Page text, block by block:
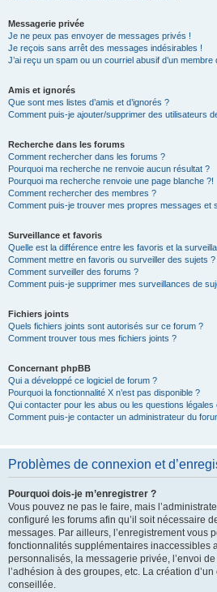
Messagerie privée
Je ne peux pas envoyer de messages privés !
Je reçois sans arrêt des messages indésirables !
J’ai reçu un spam ou un courriel abusif d’un membre
Amis et ignorés
Que sont mes listes d’amis et d’ignorés ?
Comment puis-je ajouter/supprimer des utilisateurs
Recherche dans les forums
Comment rechercher dans les forums ?
Pourquoi ma recherche ne renvoie aucun résultat ?
Pourquoi ma recherche renvoie une page blanche ?!
Comment rechercher des membres ?
Comment puis-je trouver mes propres messages et
Surveillance et favoris
Quelle est la différence entre les favoris et la
Comment mettre en favoris ou surveiller des sujets ?
Comment surveiller des forums ?
Comment puis-je supprimer mes surveillances de
Fichiers joints
Quels fichiers joints sont autorisés sur ce forum ?
Comment trouver tous mes fichiers joints ?
Concernant phpBB
Qui a développé ce logiciel de forum ?
Pourquoi la fonctionnalité X n’est pas disponible ?
Qui contacter pour les abus ou les questions
Comment puis-je contacter un administrateur du
Problèmes de connexion et
Pourquoi dois-je m’enregistrer ?
Vous pouvez ne pas le faire, mais
configuré les forums afin qu’il soit nécessaire
messages. Par ailleurs, l’enregistrement vous
fonctionnalités supplémentaires inaccessibles
personnalisés, la messagerie privée, l’envoi
l’adhésion à des groupes, etc. La création
conseillée.